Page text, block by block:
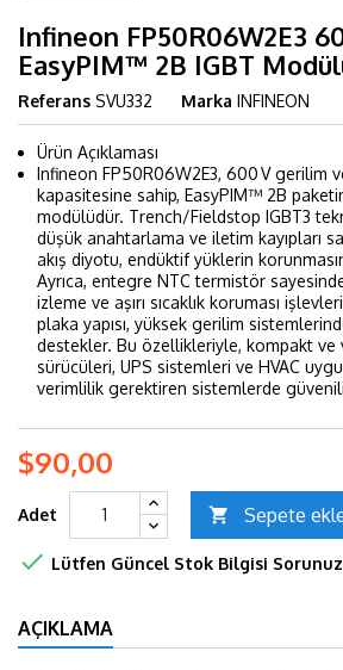
Infineon FP50R06W2E3
EasyPIM™ 2B IGBT
Referans SVU332 Marka INFINEON
Ürün Açıklaması
Infineon FP50R06W2E3, 600 V gerilim
kapasitesine sahip, EasyPIM™ 2B
modülüdür. Trench/Fieldstop IGBT3
düşük anahtarlama ve iletim kayıpları
akış diyotu, endüktif yüklerin
Ayrıca, entegre NTC termistör
izleme ve aşırı sıcaklık koruması
plaka yapısı, yüksek gerilim
destekler. Bu özellikleriyle, kompakt
sürücüleri, UPS sistemleri ve HVAC
verimlilik gerektiren sistemlerde
$90,00
Adet  Sepete
 Lütfen Güncel Stok Bilgisi Sorunuz
AÇIKLAMA